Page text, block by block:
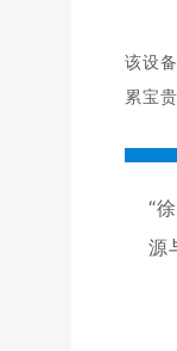
该设
累宝
“
源